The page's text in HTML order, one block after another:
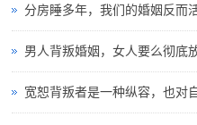
分房睡多年，我们的婚姻反而
男人背叛婚姻，女人要么彻底
宽恕背叛者是一种纵容，也对